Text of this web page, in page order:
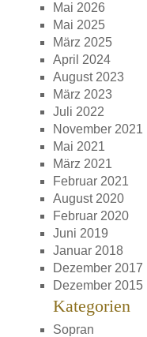
Mai 2026
Mai 2025
März 2025
April 2024
August 2023
März 2023
Juli 2022
November 2021
Mai 2021
März 2021
Februar 2021
August 2020
Februar 2020
Juni 2019
Januar 2018
Dezember 2017
Dezember 2015
Kategorien
Sopran